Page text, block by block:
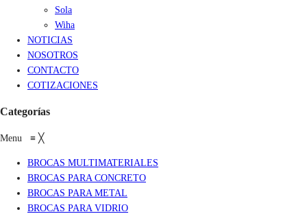
Sola
Wiha
NOTICIAS
NOSOTROS
CONTACTO
COTIZACIONES
Categorías
Menu ≡ ╳
BROCAS MULTIMATERIALES
BROCAS PARA CONCRETO
BROCAS PARA METAL
BROCAS PARA VIDRIO